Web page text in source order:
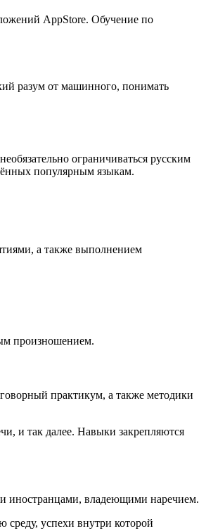
AppStore. Обучение по
разум от машинного, понимать
ограничиваться русским
популярным языкам.
а также выполнением
произношением.
практикум, а также методики
и так далее. Навыки закрепляются
иностранцами, владеющими наречием.
успехи внутри которой